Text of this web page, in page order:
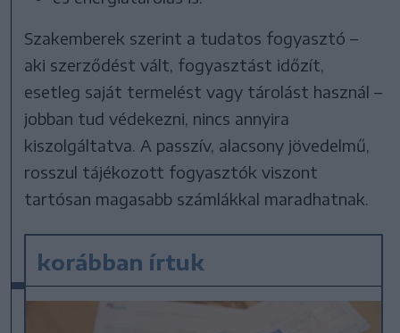
Szakemberek szerint a tudatos fogyasztó –
aki szerződést vált, fogyasztást időzít,
esetleg saját termelést vagy tárolást használ –
jobban tud védekezni, nincs annyira
kiszolgáltatva. A passzív, alacsony jövedelmű,
rosszul tájékozott fogyasztók viszont
tartósan magasabb számlákkal maradhatnak.
korábban írtuk